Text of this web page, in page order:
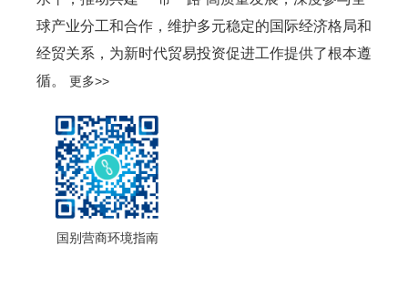
球产业分工和合作，维护多元稳定的国际经济格局和
经贸关系，为新时代贸易投资促进工作提供了根本遵
循。
更多>>
国别营商环境指南